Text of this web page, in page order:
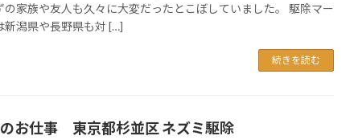
の家族や友人も久々に大変だったとこぼしていました。 駆除マー
新潟県や長野県も対 […]
続きを読む
お仕事 東京都杉並区 ネズミ駆除